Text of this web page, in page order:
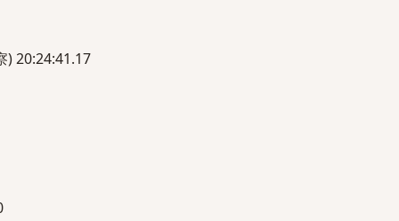
) 20:24:41.17